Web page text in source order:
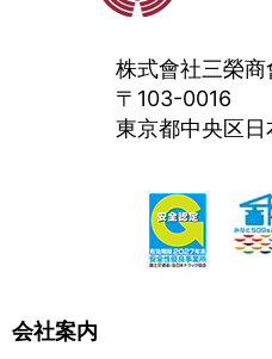
株式會社三榮商
〒103-0016
東京都中央区
会社案内